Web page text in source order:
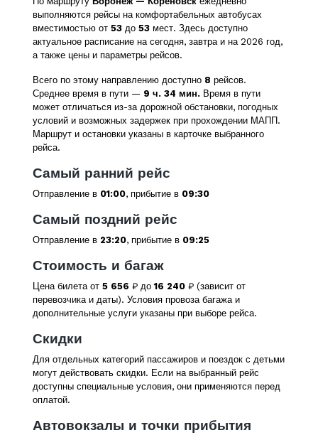
выполняются рейсы на комфортабельных автобусах
вместимостью от 53 до 53 мест. Здесь доступно
актуальное расписание на сегодня, завтра и на 2026 год,
а также цены и параметры рейсов.
Всего по этому направлению доступно 8 рейсов.
Среднее время в пути — 9 ч. 34 мин. Время в пути
может отличаться из-за дорожной обстановки, погодных
условий и возможных задержек при прохождении МАПП.
Маршрут и остановки указаны в карточке выбранного
рейса.
Самый ранний рейс
Отправление в 01:00, прибытие в 09:30
Самый поздний рейс
Отправление в 23:20, прибытие в 09:25
Стоимость и багаж
Цена билета от 5 656 ₽ до16 240 ₽ (зависит от
перевозчика и даты). Условия провоза багажа и
дополнительные услуги указаны при выборе рейса.
Скидки
Для отдельных категорий пассажиров и поездок с детьми
могут действовать скидки. Если на выбранный рейс
доступны специальные условия, они применяются перед
оплатой.
Автовокзалы и точки прибытия